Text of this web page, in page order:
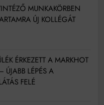
MUNKAKÖRBEN
ÚJ KOLLÉGÁT
ÉRKEZETT A MARKHOT
ÚJABB LÉPÉS A
FELÉ